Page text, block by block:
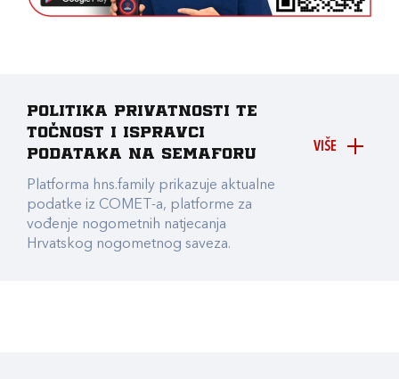
VIŠE
Politika privatnosti te
točnost i ispravci
podataka na Semaforu
Platforma hns.family prikazuje aktualne
podatke iz COMET-a, platforme za
vođenje nogometnih natjecanja
Hrvatskog nogometnog saveza.